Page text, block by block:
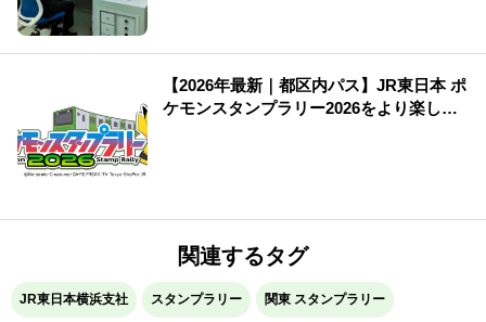
【2026年最新｜都区内パス】JR東日本 ポ
ケモンスタンプラリー2026をより楽しむ
関連するタグ
JR東日本横浜支社 スタンプラリー 関東 スタンプラリー